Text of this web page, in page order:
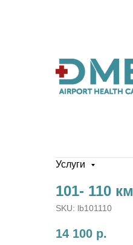
Услуги
101- 110 км
SKU: lb101110
14 100 р.